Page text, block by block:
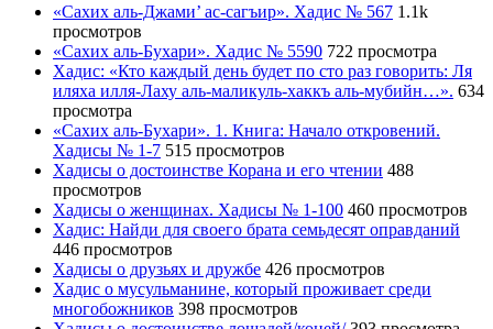
«Сахих аль-Джами’ ас-сагъир». Хадис № 567 1.1k
просмотров
«Сахих аль-Бухари». Хадис № 5590 722 просмотра
Хадис: «Кто каждый день будет по сто раз говорить: Ля
иляха илля-Лаху аль-маликуль-хаккъ аль-мубийн…». 634
просмотра
«Сахих аль-Бухари». 1. Книга: Начало откровений.
Хадисы № 1-7 515 просмотров
Хадисы о достоинстве Корана и его чтении 488
просмотров
Хадисы о женщинах. Хадисы № 1-100 460 просмотров
Хадис: Найди для своего брата семьдесят оправданий
446 просмотров
Хадисы о друзьях и дружбе 426 просмотров
Хадис о мусульманине, который проживает среди
многобожников 398 просмотров